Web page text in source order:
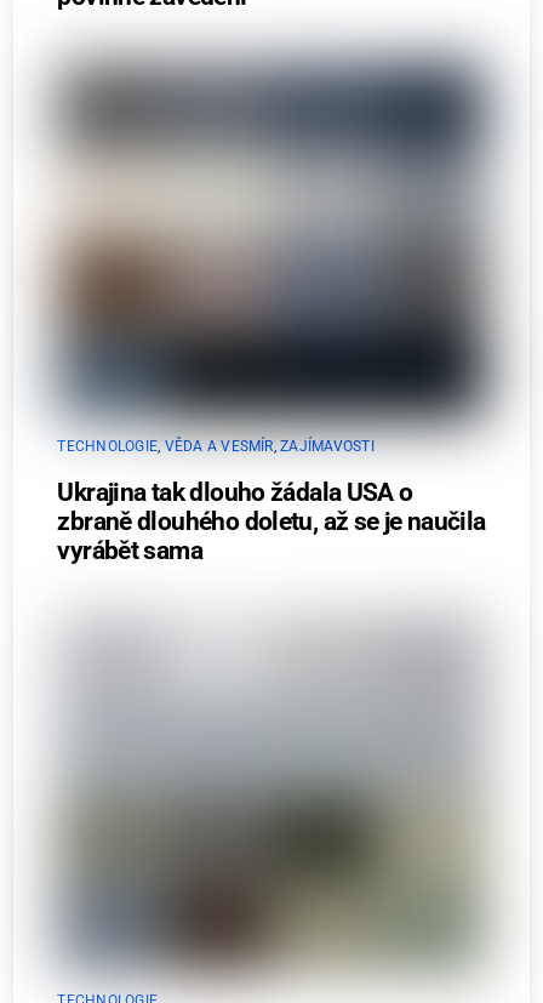
TECHNOLOGIE, VĚDA A VESMÍR,ZAJÍMAVOSTI
Ukrajina tak dlouho žádala USA o
zbraně dlouhého doletu, až se je naučila
vyrábět sama